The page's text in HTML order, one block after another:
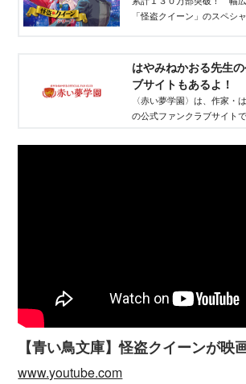
「怪盗クイーン」のスペシ
はやみねかおる先生
ブサイトもあるよ！
〈赤い夢学園〉は、作家・
の公式ファンクラブサイト
ヤ」など、30年以上にわた
【青い鳥文庫】怪盗クイーンが映
www.youtube.com